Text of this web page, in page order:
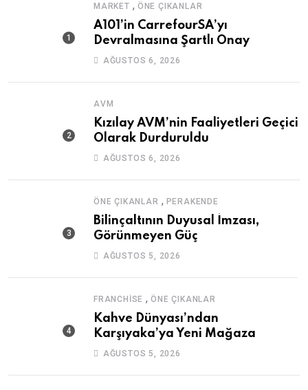
MARKET , ÖNE ÇIKANLAR
A101’in CarrefourSA’yı
Devralmasına Şartlı Onay
AĞUSTOS 6, 2026
AVM
Kızılay AVM’nin Faaliyetleri Geçici
Olarak Durduruldu
AĞUSTOS 6, 2026
ÖNE ÇIKANLAR , PERAKENDE
Bilinçaltının Duyusal İmzası,
Görünmeyen Güç
AĞUSTOS 5, 2026
FRANCHISE ,ÖNE ÇIKANLAR
Kahve Dünyası’ndan
Karşıyaka’ya Yeni Mağaza
AĞUSTOS 5, 2026